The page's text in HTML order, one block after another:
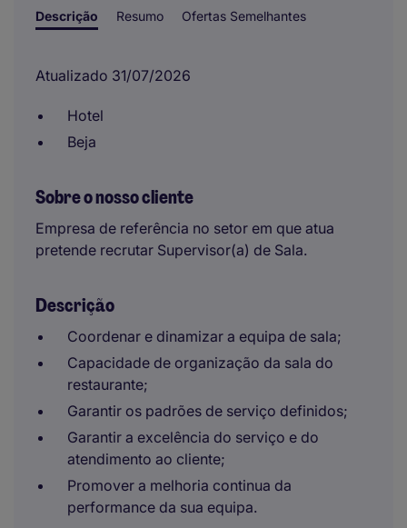
Descrição Resumo Ofertas Semelhantes
Atualizado 31/07/2026
Hotel
Beja
Sobre o nosso cliente
Empresa de referência no setor em que atua
pretende recrutar Supervisor(a) de Sala.
Descrição
Coordenar e dinamizar a equipa de sala;
Capacidade de organização da sala do
restaurante;
Garantir os padrões de serviço definidos;
Garantir a excelência do serviço e do
atendimento ao cliente;
Promover a melhoria continua da
performance da sua equipa.